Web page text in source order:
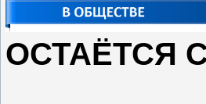
ОСТАЁТСЯ